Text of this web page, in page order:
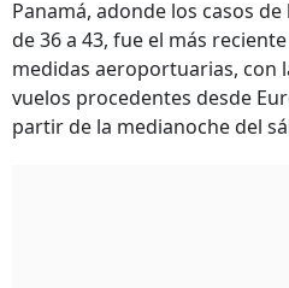
Panamá, adonde los casos
de 36 a 43, fue el más
medidas aeroportuarias, con
vuelos procedentes desde
partir de la medianoche del